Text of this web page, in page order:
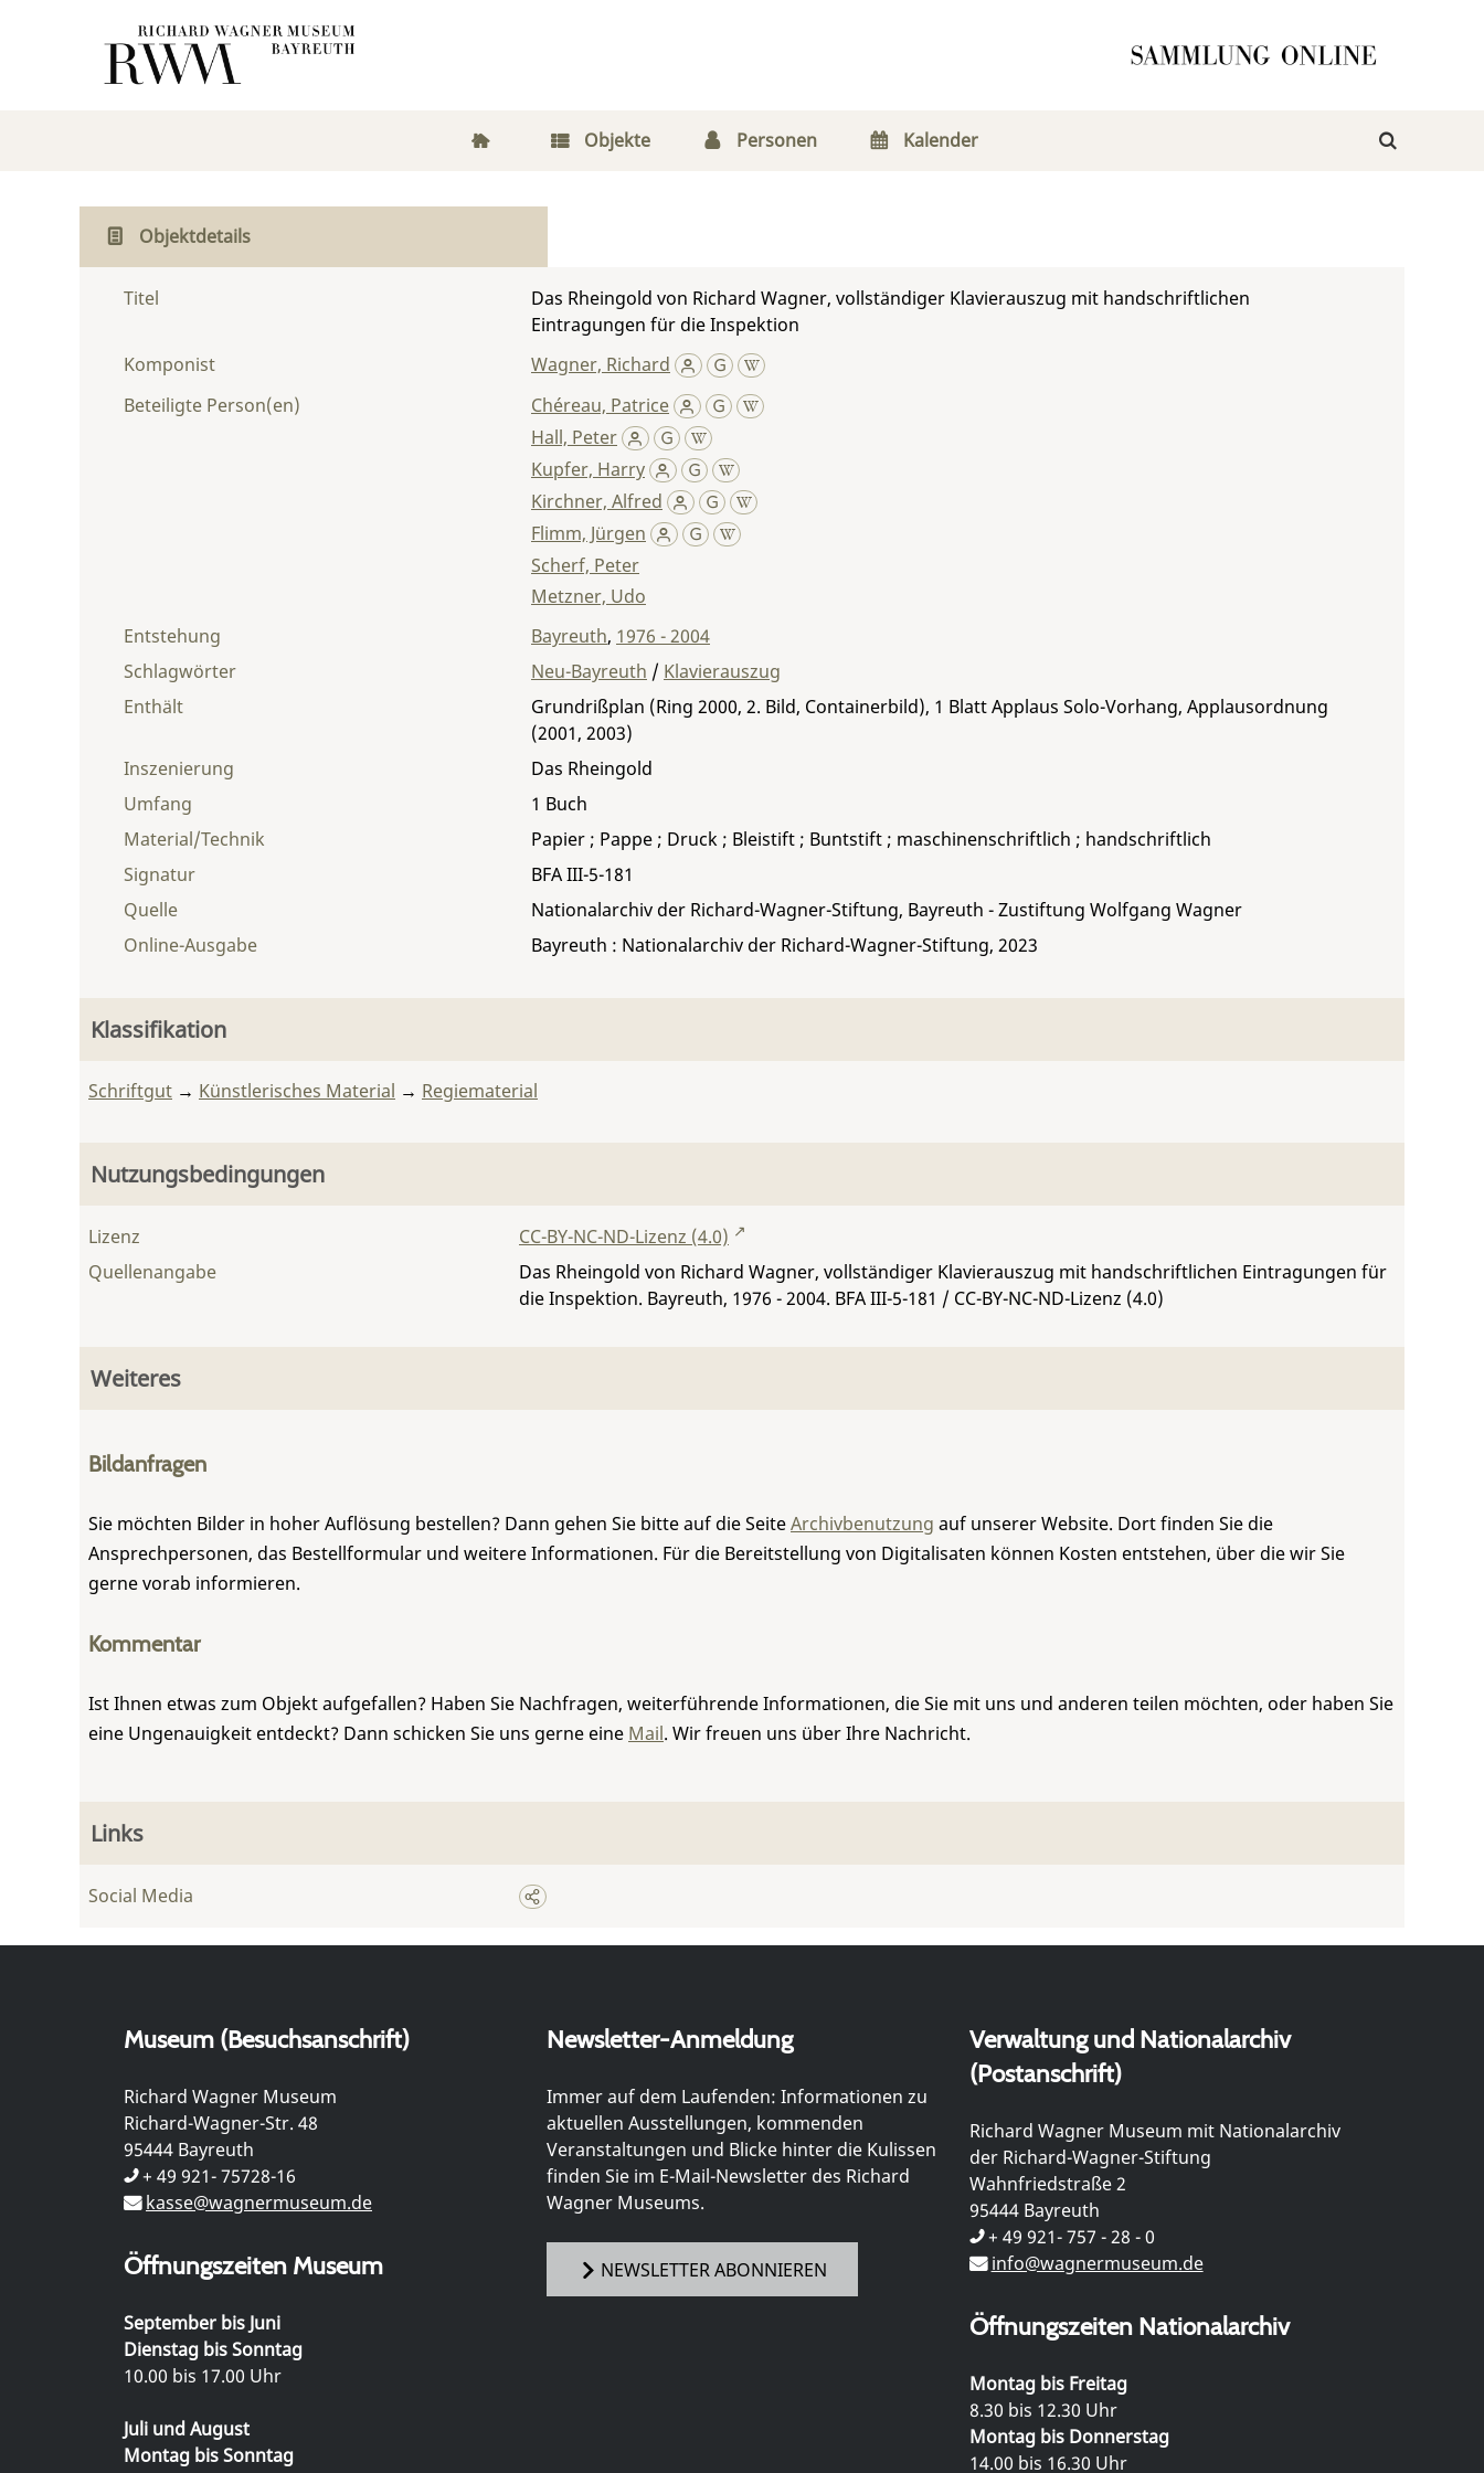
Objekte Personen Kalender
Objektdetails
Titel
Das Rheingold von Richard Wagner, vollständiger Klavierauszug mit handschriftlichen
Eintragungen für die Inspektion
Komponist
Wagner, Richard
Beteiligte Person(en)
Chéreau, Patrice
Hall, Peter
Kupfer, Harry
Kirchner, Alfred
Flimm, Jürgen
Scherf, Peter
Metzner, Udo
Entstehung
Bayreuth, 1976 - 2004
Umfang
1 Buch
Material/Technik
Papier ; Pappe ; Druck ; Bleistift ; Buntstift ; maschinenschriftlich ; handschriftlich
Enthält
Grundrißplan (Ring 2000, 2. Bild, Containerbild), 1 Blatt Applaus Solo-Vorhang, Applausordnung
(2001, 2003)
Inszenierung
Das Rheingold
Signatur
BFA III-5-181
Quelle
Nationalarchiv der Richard-Wagner-Stiftung, Bayreuth - Zustiftung Wolfgang Wagner
Schlagwörter Neu-Bayreuth / Klavierauszug
Online-Ausgabe Bayreuth : Nationalarchiv der Richard-Wagner-Stiftung, 2023
Klassifikation
Schriftgut → Künstlerisches Material → Regiematerial
Nutzungsbedingungen
Lizenz
CC-BY-NC-ND-Lizenz (4.0)
Quellenangabe
Das Rheingold von Richard Wagner, vollständiger Klavierauszug mit handschriftlichen Eintragungen für
die Inspektion. Bayreuth, 1976 - 2004. BFA III-5-181 / CC-BY-NC-ND-Lizenz (4.0)
Weiteres
Bildanfragen
Sie möchten Bilder in hoher Auflösung bestellen? Dann gehen Sie bitte auf die SeiteArchivbenutzung auf unserer Website. Dort finden Sie die
Ansprechpersonen, das Bestellformular und weitere Informationen. Für die Bereitstellung von Digitalisaten können Kosten entstehen, über die wir Sie
gerne vorab informieren.
Kommentar
Ist Ihnen etwas zum Objekt aufgefallen? Haben Sie Nachfragen, weiterführende Informationen, die Sie mit uns und anderen teilen möchten, oder haben Sie
eine Ungenauigkeit entdeckt? Dann schicken Sie uns gerne eine Mail. Wir freuen uns über Ihre Nachricht.
Links
Social Media
Museum (Besuchsanschrift)
Richard Wagner Museum
Richard-Wagner-Str. 48
95444 Bayreuth
+ 49 921- 75728-16
kasse@wagnermuseum.de
Öffnungszeiten Museum
September bis Juni
Dienstag bis Sonntag
10.00 bis 17.00 Uhr
Juli und August
Montag bis Sonntag
Newsletter-Anmeldung
Immer auf dem Laufenden: Informationen zu
aktuellen Ausstellungen, kommenden
Veranstaltungen und Blicke hinter die Kulissen
finden Sie im E-Mail-Newsletter des Richard
Wagner Museums.
NEWSLETTER ABONNIEREN
Verwaltung und Nationalarchiv
(Postanschrift)
Richard Wagner Museum mit Nationalarchiv
der Richard-Wagner-Stiftung
Wahnfriedstraße 2
95444 Bayreuth
+ 49 921- 757 - 28 - 0
info@wagnermuseum.de
Öffnungszeiten Nationalarchiv
Montag bis Freitag
8.30 bis 12.30 Uhr
Montag bis Donnerstag
14.00 bis 16.30 Uhr